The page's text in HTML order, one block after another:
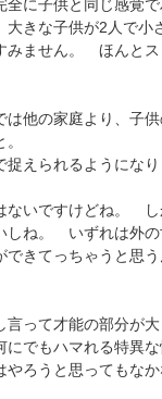
に子供と同じ感覚
きな子供が2人で小
みません。 ほんとス
他の家庭より、子供
。
捉えられるようにな
ないですけどね。
しね。 いずれは外
できてっちゃうと思
言って才能の部分が
でもハマれる特異
やろうと思ってもな